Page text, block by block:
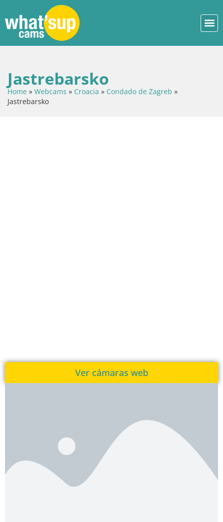
Jastrebarsko
Home » Webcams » Croacia » Condado de Zagreb »
Jastrebarsko
Ver cámaras web